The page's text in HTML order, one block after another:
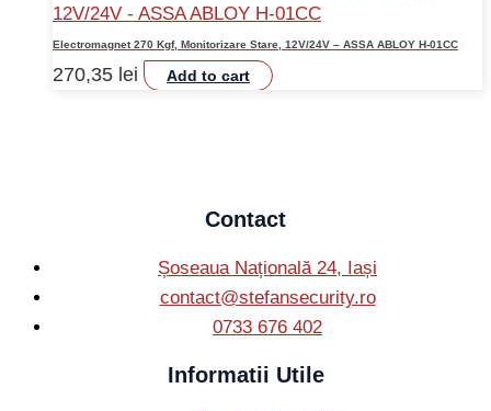
Electromagnet 270 Kgf, Monitorizare Stare, 12V/24V – ASSA ABLOY H-01CC
270,35 lei Add to cart
Contact
Șoseaua Națională 24, Iași
contact@stefansecurity.ro
0733 676 402
Informatii Utile